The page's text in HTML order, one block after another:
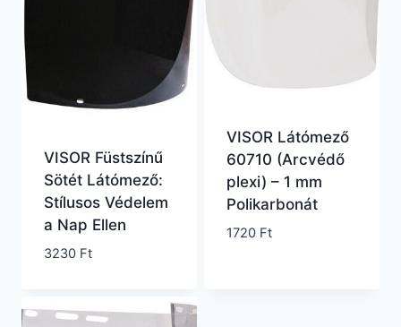
VISOR Füstszínű
Sötét Látómező:
Stílusos Védelem
a Nap Ellen
3230 Ft
VISOR Látómező
60710 (Arcvédő
plexi) – 1 mm
Polikarbonát
1720 Ft